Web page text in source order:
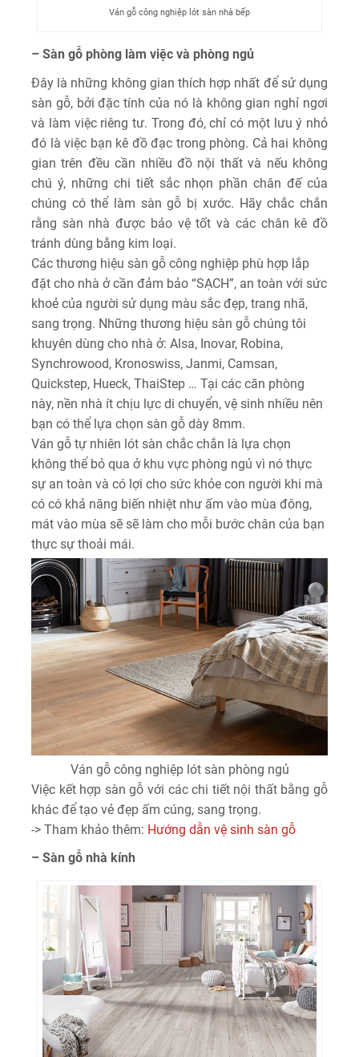
Ván gỗ công nghiệp lót sàn nhà bếp
– Sàn gỗ phòng làm việc và phòng ngủ
Đây là những không gian thích hợp nhất để sử dụng
sàn gỗ, bởi đặc tính của nó là không gian nghỉ ngơi
và làm việc riêng tư. Trong đó, chỉ có một lưu ý nhỏ
đó là việc bạn kê đồ đạc trong phòng. Cả hai không
gian trên đều cần nhiều đồ nội thất và nếu không
chú ý, những chi tiết sắc nhọn phần chân đế của
chúng có thể làm sàn gỗ bị xước. Hãy chắc chắn
rằng sàn nhà được bảo vệ tốt và các chân kê đồ
tránh dùng bằng kim loại.
Các thương hiệu sàn gỗ công nghiệp phù hợp lắp
đặt cho nhà ở cần đảm bảo “SẠCH”, an toàn với sức
khoẻ của người sử dụng màu sắc đẹp, trang nhã,
sang trọng. Những thương hiệu sàn gỗ chúng tôi
khuyên dùng cho nhà ở: Alsa, Inovar, Robina,
Synchrowood, Kronoswiss, Janmi, Camsan,
Quickstep, Hueck, ThaiStep … Tại các căn phòng
này, nền nhà ít chịu lực di chuyển, vệ sinh nhiều nên
bạn có thể lựa chọn sàn gỗ dày 8mm.
Ván gỗ tự nhiên lót sàn chắc chắn là lựa chọn
không thể bỏ qua ở khu vực phòng ngủ vì nó thực
sự an toàn và có lợi cho sức khỏe con người khi mà
có có khả năng biến nhiệt như ấm vào mùa đông,
mát vào mùa sẽ sẽ làm cho mỗi bước chân của bạn
thực sự thoải mái.
Ván gỗ công nghiệp lót sàn phòng ngủ
Việc kết hợp sàn gỗ với các chi tiết nội thất bằng gỗ
khác để tạo vẻ đẹp ấm cúng, sang trọng.
-> Tham khảo thêm: Hướng dẫn vệ sinh sàn gỗ
– Sàn gỗ nhà kính